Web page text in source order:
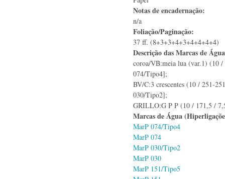
Notas de encadernação:
n/a
Foliação/Paginação:
37 ff. (8+3+3+4+3+4+4+4+4)
Descrição das Marcas de
coroa/VB:meia lua (var.1) (10
074/Tipo4];
BV/C:3 crescentes (10 / 251-
030/Tipo2];
GRILLO:G P P (10 / 171,5 /
Marcas de Água
MarP 074/Tipo4
MarP 074
MarP 030/Tipo2
MarP 030
MarP 151/Tipo5